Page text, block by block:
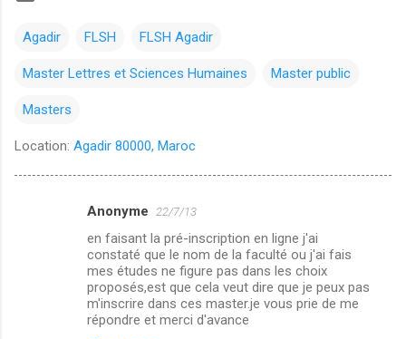
Agadir FLSH FLSH Agadir
Master Lettres et Sciences Humaines Master public
Masters
Location: Agadir 80000, Maroc
Anonyme 22/7/13
en faisant la pré-inscription en ligne j'ai
constaté que le nom de la faculté ou j'ai fais
mes études ne figure pas dans les choix
proposés,est que cela veut dire que je peux pas
m'inscrire dans ces master.je vous prie de me
répondre et merci d'avance